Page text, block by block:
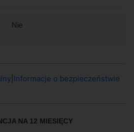
Nie
| Informacje o bezpieczeństwie
NA 12 MIESIĘCY